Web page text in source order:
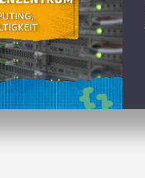
passenden Platz